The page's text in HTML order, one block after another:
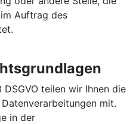
Auftrag des
teilen wir Ihnen die
mit.
in der